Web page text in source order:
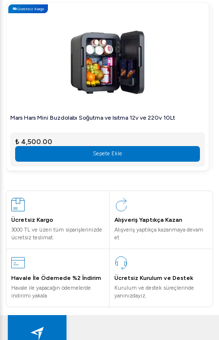
Ücretsiz Kargo
Mars Hars Mini Buzdolabı Soğutma ve Isıtma 12v ve 220v 10Lt
₺ 4,500.00
Sepete Ekle
Ücretsiz Kargo
3000 TL ve üzeri tüm siparişlerinizde
ücretsiz teslimat.
Alışveriş Yaptıkça Kazan
Alışveriş yaptıkça kazanmaya devam
et
Havale İle Ödemede %2 İndirim
Havale ile yapacağın ödemelerde
indirimi yakala
Ücretsiz Kurulum ve Destek
Kurulum ve destek süreçlerinde
yanınızdayız.